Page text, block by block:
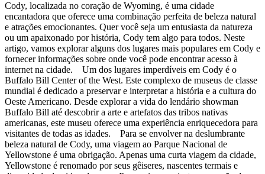
Cody, localizada no coração de Wyoming, é uma cidade
encantadora que oferece uma combinação perfeita de beleza natural
e atrações emocionantes. Quer você seja um entusiasta da natureza
ou um apaixonado por história, Cody tem algo para todos. Neste
artigo, vamos explorar alguns dos lugares mais populares em Cody e
fornecer informações sobre onde você pode encontrar acesso à
internet na cidade. Um dos lugares imperdíveis em Cody é o
Buffalo Bill Center of the West. Este complexo de museus de classe
mundial é dedicado a preservar e interpretar a história e a cultura do
Oeste Americano. Desde explorar a vida do lendário showman
Buffalo Bill até descobrir a arte e artefatos das tribos nativas
americanas, este museu oferece uma experiência enriquecedora para
visitantes de todas as idades. Para se envolver na deslumbrante
beleza natural de Cody, uma viagem ao Parque Nacional de
Yellowstone é uma obrigação. Apenas uma curta viagem da cidade,
Yellowstone é renomado por seus gêiseres, nascentes termais e